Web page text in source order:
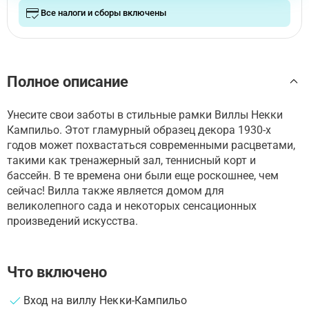
Все налоги и сборы включены
Полное описание
Унесите свои заботы в стильные рамки Виллы Некки
Кампильо. Этот гламурный образец декора 1930-х
годов может похвастаться современными расцветами,
такими как тренажерный зал, теннисный корт и
бассейн. В те времена они были еще роскошнее, чем
сейчас! Вилла также является домом для
великолепного сада и некоторых сенсационных
произведений искусства.
Что включено
Вход на виллу Некки-Кампильо